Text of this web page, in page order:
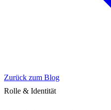
Zurück zum Blog
Rolle & Identität